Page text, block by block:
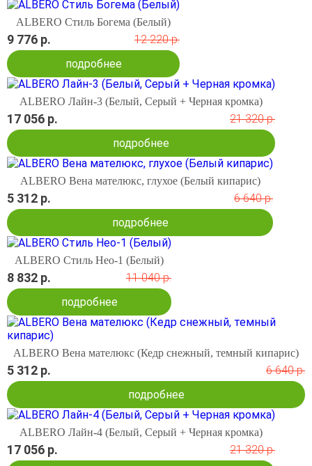
ALBERO Стиль Богема (Белый)
9 776 р.
12 220 р.
подробнее
ALBERO Лайн-3 (Белый, Серый + Черная кромка)
17 056 р.
21 320 р.
подробнее
ALBERO Вена мателюкс, глухое (Белый кипарис)
5 312 р.
6 640 р.
подробнее
ALBERO Стиль Нео-1 (Белый)
8 832 р.
11 040 р.
подробнее
ALBERO Вена мателюкс (Кедр снежный, темный кипарис)
5 312 р.
6 640 р.
подробнее
ALBERO Лайн-4 (Белый, Серый + Черная кромка)
17 056 р.
21 320 р.